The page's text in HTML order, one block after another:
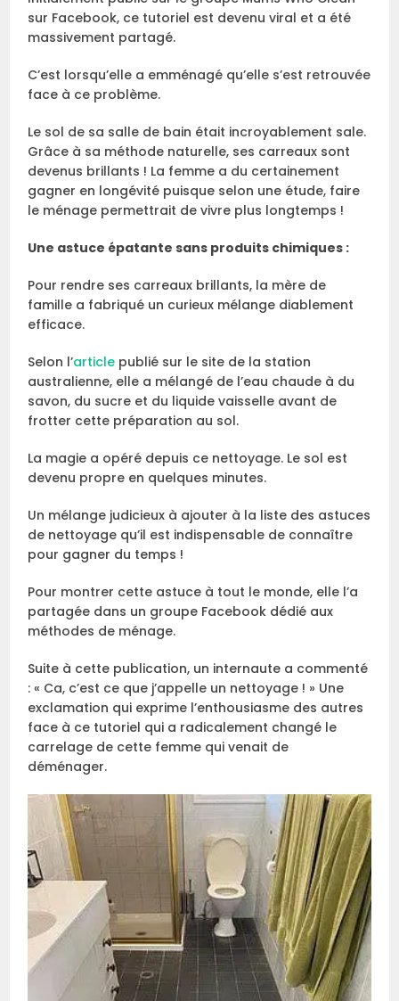
sur Facebook, ce tutoriel est devenu viral et a été
massivement partagé.
C’est lorsqu’elle a emménagé qu’elle s’est retrouvée
face à ce problème.
Le sol de sa salle de bain était incroyablement sale.
Grâce à sa méthode naturelle, ses carreaux sont
devenus brillants ! La femme a du certainement
gagner en longévité puisque selon une étude, faire
le ménage permettrait de vivre plus longtemps !
Une astuce épatante sans produits chimiques :
Pour rendre ses carreaux brillants, la mère de
famille a fabriqué un curieux mélange diablement
efficace.
Selon l’article publié sur le site de la station
australienne, elle a mélangé de l’eau chaude à du
savon, du sucre et du liquide vaisselle avant de
frotter cette préparation au sol.
La magie a opéré depuis ce nettoyage. Le sol est
devenu propre en quelques minutes.
Un mélange judicieux à ajouter à la liste des astuces
de nettoyage qu’il est indispensable de connaître
pour gagner du temps !
Pour montrer cette astuce à tout le monde, elle l’a
partagée dans un groupe Facebook dédié aux
méthodes de ménage.
Suite à cette publication, un internaute a commenté
: « Ca, c’est ce que j’appelle un nettoyage ! » Une
exclamation qui exprime l’enthousiasme des autres
face à ce tutoriel qui a radicalement changé le
carrelage de cette femme qui venait de
déménager.